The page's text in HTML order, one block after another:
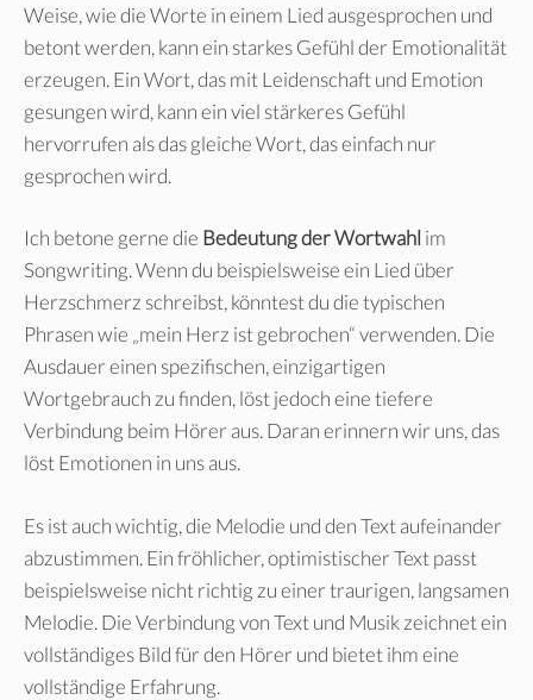
Weise, wie die Worte in einem Lied ausgesprochen und
betont werden, kann ein starkes Gefühl der Emotionalität
erzeugen. Ein Wort, das mit Leidenschaft und Emotion
gesungen wird, kann ein viel stärkeres Gefühl
hervorrufen als das gleiche Wort, das einfach nur
gesprochen wird.
Ich betone gerne die Bedeutung der Wortwahl im
Songwriting. Wenn du beispielsweise ein Lied über
Herzschmerz schreibst, könntest du die typischen
Phrasen wie „mein Herz ist gebrochen“ verwenden. Die
Ausdauer einen spezifischen, einzigartigen
Wortgebrauch zu finden, löst jedoch eine tiefere
Verbindung beim Hörer aus. Daran erinnern wir uns, das
löst Emotionen in uns aus.
Es ist auch wichtig, die Melodie und den Text aufeinander
abzustimmen. Ein fröhlicher, optimistischer Text passt
beispielsweise nicht richtig zu einer traurigen, langsamen
Melodie. Die Verbindung von Text und Musik zeichnet ein
vollständiges Bild für den Hörer und bietet ihm eine
vollständige Erfahrung.